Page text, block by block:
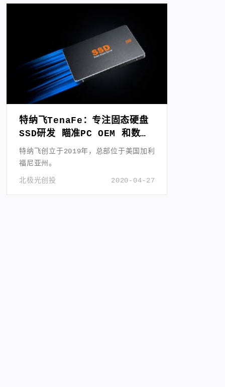
特纳飞TenaFe：专注固态硬盘
SSD研发 瞄准PC OEM 和数据
中心市场
特纳飞创立于2019年，总部位于美国加利
福尼亚州。
2020-04-27
北极光创投